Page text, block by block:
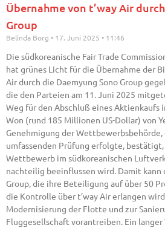
Übernahme von t’way Air
Group
Belinda Borg 17. Juni 2025 11:46
Die südkoreanische Fair Trade
hat grünes Licht für die Übernahme der
Air durch die Daemyung Sono Group
die den Parteien am 11. Juni 2025
Weg für den Abschluß eines Aktienkaufs
Won (rund 185 Millionen US-Dollar) von
Genehmigung der Wettbewerbsbehörde,
umfassenden Prüfung erfolgte,
Wettbewerb im südkoreanischen
nachteilig beeinflussen wird. Damit kann
Group, die ihre Beteiligung auf über 50
die Kontrolle über t’way Air erlangen
Modernisierung der Flotte und zur
Fluggesellschaft vorantreiben. Ein